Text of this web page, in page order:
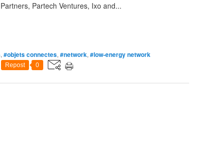
Partech Ventures, Ixo and...
, #objets connectes, #network, #low-energy network
Repost 0